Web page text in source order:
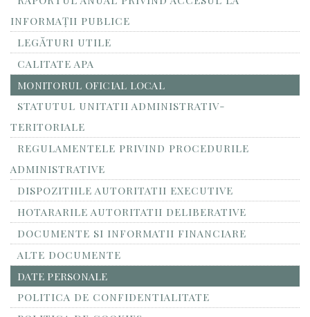
INFORMAŢII PUBLICE
LEGĂTURI UTILE
CALITATE APA
MONITORUL OFICIAL LOCAL
STATUTUL UNITATII ADMINISTRATIV-
TERITORIALE
REGULAMENTELE PRIVIND PROCEDURILE
ADMINISTRATIVE
DISPOZITIILE AUTORITATII EXECUTIVE
HOTARARILE AUTORITATII DELIBERATIVE
DOCUMENTE SI INFORMATII FINANCIARE
ALTE DOCUMENTE
DATE PERSONALE
POLITICA DE CONFIDENTIALITATE